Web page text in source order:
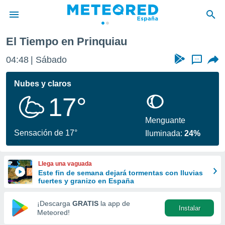
de
por
se
calidad.
a este
las
y
forma
digital
basada
El Tiempo en Prinquiau
04:48 Sábado ...
Nubes y claros
17°
Sensación de 17°
Menguante
Iluminada:24%
Llega una vaguada
Este fin de semana dejará tormentas con lluvias
fuertes y granizo en España
¡Descarga GRATIS la app de
Meteored!
Instalar